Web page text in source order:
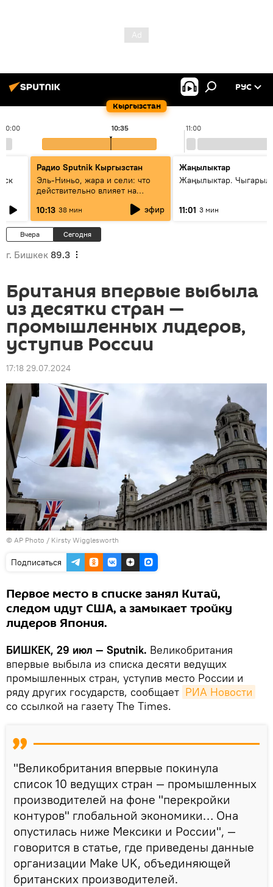
Кыргызстан
РУС
10:00 11:00
10:35
Радио Sputnik Кыргызстан
Эль-Ниньо, жара и сели: что
действительно влияет на
10:13 38 мин эфир
Жаңылыктар
Жаңылыктар.
11:01 3 мин
Вчера Сегодня
г. Бишкек 89.3
Британия впервые выбыла
из десятки стран —
промышленных лидеров,
уступив России
17:18 29.07.2024
© AP Photo / Kirsty Wigglesworth
Подписаться
Первое место в списке занял Китай,
следом идут США, а замыкает тройку
лидеров Япония.
БИШКЕК, 29 июл — Sputnik. Великобритания
впервые выбыла из списка десяти ведущих
промышленных стран, уступив место России и
ряду других государств, сообщает РИА Новости
со ссылкой на газету The Times.
"Великобритания впервые покинула
список 10 ведущих стран — промышленных
производителей на фоне "перекройки
контуров" глобальной экономики… Она
опустилась ниже Мексики и России", —
говорится в статье, где приведены данные
организации Make UK, объединяющей
британских производителей.